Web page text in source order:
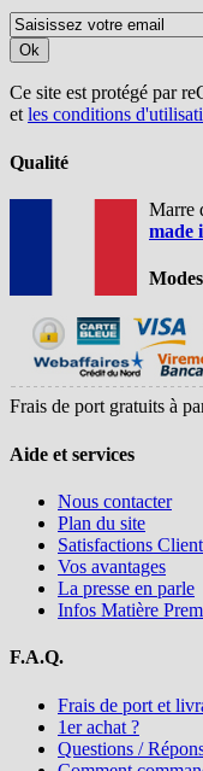
Ok
Ce site est protégé par
etles conditions
Qualité
Marre
made
Frais de port gratuits à
Aide et services
Nous contacter
Plan du site
Satisfactions
Vos avantages
La presse en parle
Infos Matière
F.A.Q.
Frais de port et
1er achat ?
Questions /